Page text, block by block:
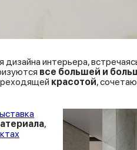
интерьера,
все большей и
красотой,
,